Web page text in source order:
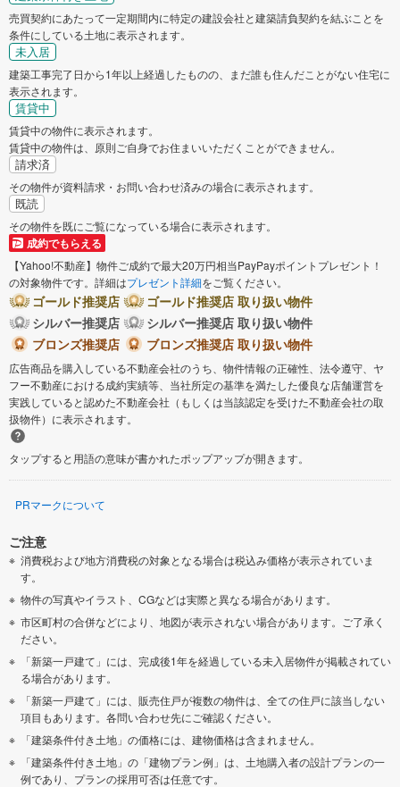
売買契約にあたって一定期間内に特定の建設会社と建築請負契約を結ぶことを
条件にしている土地に表示されます。
未入居
建築工事完了日から1年以上経過したものの、まだ誰も住んだことがない住宅に
表示されます。
賃貸中
賃貸中の物件に表示されます。
賃貸中の物件は、原則ご自身でお住まいいただくことができません。
請求済
その物件が資料請求・お問い合わせ済みの場合に表示されます。
既読
その物件を既にご覧になっている場合に表示されます。
成約でもらえる
【Yahoo!不動産】物件ご成約で最大20万円相当PayPayポイントプレゼント！
の対象物件です。詳細はプレゼント詳細をご覧ください。
ゴールド推奨店
ゴールド推奨店 取り扱い物件
シルバー推奨店
シルバー推奨店 取り扱い物件
ブロンズ推奨店
ブロンズ推奨店 取り扱い物件
広告商品を購入している不動産会社のうち、物件情報の正確性、法令遵守、ヤ
フー不動産における成約実績等、当社所定の基準を満たした優良な店舗運営を
実践していると認めた不動産会社（もしくは当該認定を受けた不動産会社の取
扱物件）に表示されます。
タップすると用語の意味が書かれたポップアップが開きます。
PRマークについて
ご注意
消費税および地方消費税の対象となる場合は税込み価格が表示されていま
す。
物件の写真やイラスト、CGなどは実際と異なる場合があります。
市区町村の合併などにより、地図が表示されない場合があります。ご了承く
ださい。
「新築一戸建て」には、完成後1年を経過している未入居物件が掲載されてい
る場合があります。
「新築一戸建て」には、販売住戸が複数の物件は、全ての住戸に該当しない
項目もあります。各問い合わせ先にご確認ください。
「建築条件付き土地」の価格には、建物価格は含まれません。
「建築条件付き土地」の「建物プラン例」は、土地購入者の設計プランの一
例であり、プランの採用可否は任意です。